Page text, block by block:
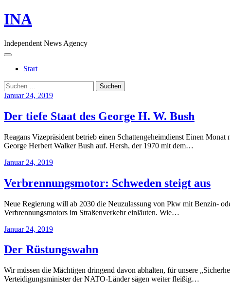
Skip
to
INA
Independent News Agency
Menu
Start
Suchen
nach:
Januar 24, 2019
Der tiefe Staat des George H. W. Bush
Reagans Vizepräsident betrieb einen Schattengeheimdienst Einen
George Herbert Walker Bush auf. Hersh, der 1970 mit dem…
Januar 24, 2019
Verbrennungsmotor: Schweden steigt aus
Neue Regierung will ab 2030 die Neuzulassung von Pkw mit Benzin-
Verbrennungsmotors im Straßenverkehr einläuten. Wie…
Januar 24, 2019
Der Rüstungswahn
Wir müssen die Mächtigen dringend davon abhalten, für unsere
Verteidigungsminister der NATO-Länder sägen weiter fleißig…